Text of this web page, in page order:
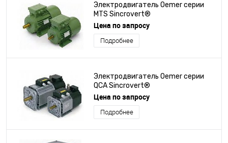
Электродвигатель Oemer серии
MTS Sincrovert®
Цена по запросу
Подробнее
Электродвигатель Oemer серии
QCA Sincrovert®
Цена по запросу
Подробнее